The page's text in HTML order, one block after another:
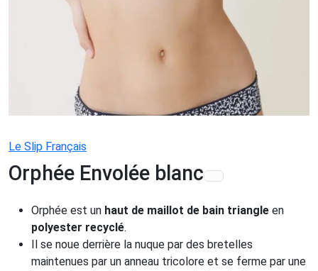
Le Slip Français
Orphée Envolée blanc
Orphée est un haut de maillot de bain triangle en
polyester recyclé.
Il se noue derrière la nuque par des bretelles
maintenues par un anneau tricolore et se ferme par une